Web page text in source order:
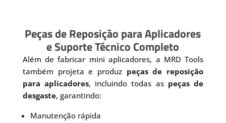
Peças de Reposição para Aplicadores
e Suporte Técnico Completo
Além de fabricar mini aplicadores, a MRD Tools
também projeta e produz peças de reposição
para aplicadores, incluindo todas as peças de
desgaste, garantindo:
Manutenção rápida